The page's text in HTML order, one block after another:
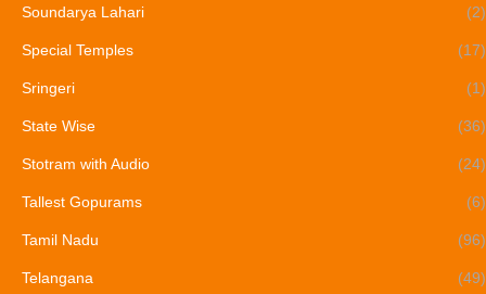
Soundarya Lahari (2)
Special Temples (17)
Sringeri (1)
State Wise (36)
Stotram with Audio (24)
Tallest Gopurams (6)
Tamil Nadu (96)
Telangana (49)